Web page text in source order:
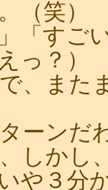
（笑）
「すご
っ？）
、また
ーンだ
しかし
や３分